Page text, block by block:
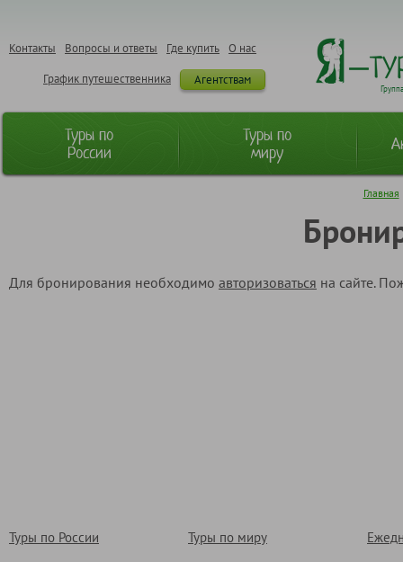
О нас
Где купить
Вопросы и ответы
Контакты
Агентствам
График путешественника
Туры по
России
Туры по
миру
Главная
Для бронирования необходимо авторизоваться на сайте.
Туры по России Туры по миру